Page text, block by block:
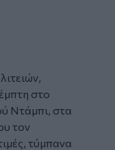
στο
Ντάμπι, στα
τον
τύμπανα